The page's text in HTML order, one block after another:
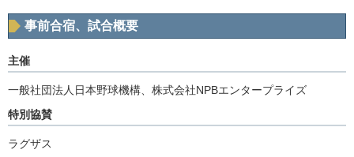
事前合宿、試合概要
主催
一般社団法人日本野球機構、株式会社NPBエンタープライズ
特別協賛
ラグザス